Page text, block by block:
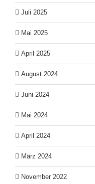
Juli 2025
Mai 2025
April 2025
August 2024
Juni 2024
Mai 2024
April 2024
März 2024
November 2022